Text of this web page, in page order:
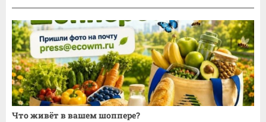
Что живёт в вашем шоппере?